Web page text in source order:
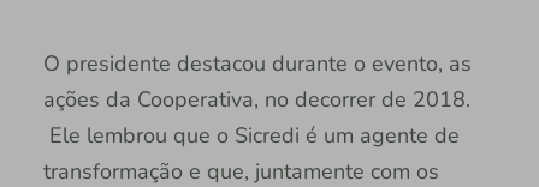
O presidente destacou durante o evento, as
ações da Cooperativa, no decorrer de 2018.
Ele lembrou que o Sicredi é um agente de
transformação e que, juntamente com os